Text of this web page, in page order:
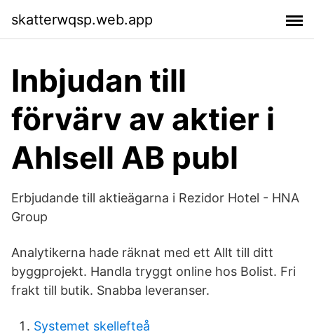
skatterwqsp.web.app
Inbjudan till
förvärv av aktier i
Ahlsell AB publ
Erbjudande till aktieägarna i Rezidor Hotel - HNA
Group
Analytikerna hade räknat med ett Allt till ditt
byggprojekt. Handla tryggt online hos Bolist. Fri
frakt till butik. Snabba leveranser.
Systemet skellefteå